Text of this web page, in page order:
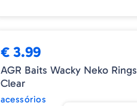
€ 3.99
AGR Baits Wacky Neko Rings
Clear
acessórios